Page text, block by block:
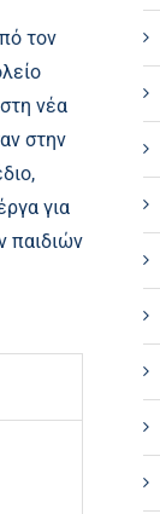
τον
νέα
στην
για
παιδιών